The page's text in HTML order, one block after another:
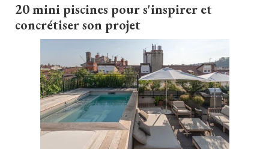
20 mini piscines pour s'inspirer et
concrétiser son projet